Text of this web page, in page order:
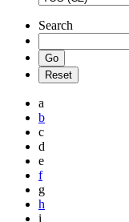
Search
a
b
c
d
e
f
g
h
i